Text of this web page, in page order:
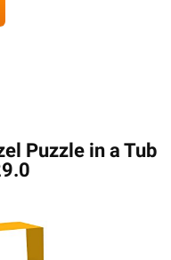
Puzzle in a Tub